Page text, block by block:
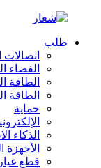
طلب
الفضاء
الطاقة
الطاقة
حماية
الذكاء
الأجهزة
قطع